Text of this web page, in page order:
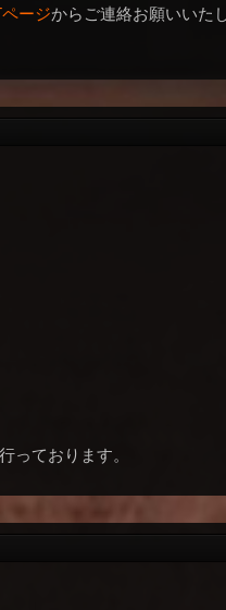
ージからご連絡お願いいた
っております。